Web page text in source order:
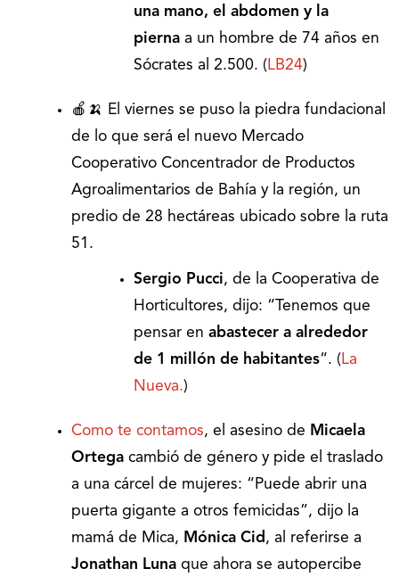
una mano, el abdomen y la
pierna a un hombre de 74 años en
Sócrates al 2.500. ( LB24)
🍎🍌 El viernes se puso la piedra fundacional
de lo que será el nuevo Mercado
Cooperativo Concentrador de Productos
Agroalimentarios de Bahía y la región, un
predio de 28 hectáreas ubicado sobre la ruta
51.
Sergio Pucci, de la Cooperativa de
Horticultores, dijo: “Tenemos que
pensar en abastecer a alrededor
de 1 millón de habitantes“. ( La
Nueva.)
Como te contamos, el asesino de Micaela
Ortega cambió de género y pide el traslado
a una cárcel de mujeres: “Puede abrir una
puerta gigante a otros femicidas”, dijo la
mamá de Mica, Mónica Cid , al referirse a
Jonathan Luna que ahora se autopercibe